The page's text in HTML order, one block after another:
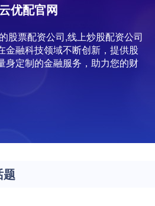
优配官网
股票配资公司,线上炒股配资公司
融科技领域不断创新，提供股
身定制的金融服务，助力您的财
题